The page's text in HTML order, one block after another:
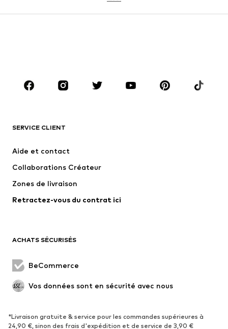
Jupes
Blouses et tuniques
Accessoires
Premium
Nouveautés
Lingerie
Manteaux
Jupes
Occasions spéciales
Nouveautés Tendance
SERVICE CLIENT
Aide et contact
Collaborations Créateur
Zones de livraison
Retractez-vous du contrat ici
ACHATS SÉCURISÉS
BeCommerce
Vos données sont en sécurité avec nous
*Livraison gratuite & service pour les commandes supérieures à
24,90 €, sinon des frais d'expédition et de service de 3,90 €